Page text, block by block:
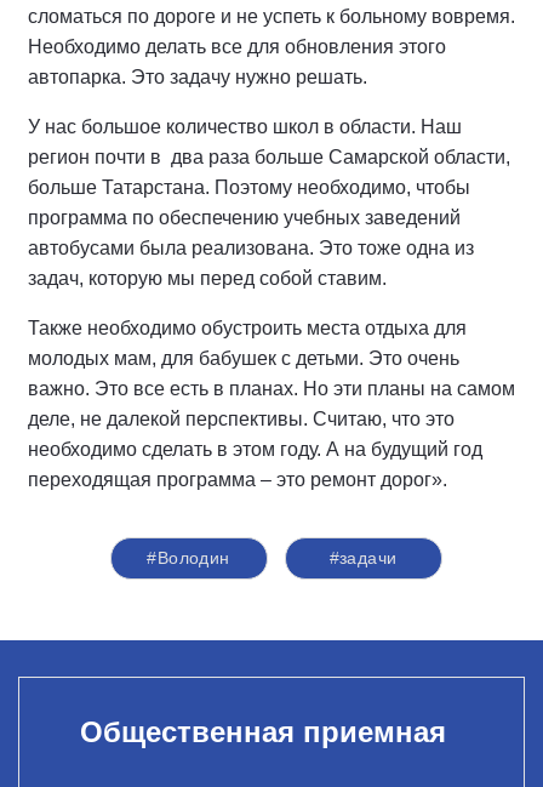
сломаться по дороге и не успеть к больному вовремя.
Необходимо делать все для обновления этого
автопарка. Это задачу нужно решать.
У нас большое количество школ в области. Наш
регион почти в два раза больше Самарской области,
больше Татарстана. Поэтому необходимо, чтобы
программа по обеспечению учебных заведений
автобусами была реализована. Это тоже одна из
задач, которую мы перед собой ставим.
Также необходимо обустроить места отдыха для
молодых мам, для бабушек с детьми. Это очень
важно. Это все есть в планах. Но эти планы на самом
деле, не далекой перспективы. Считаю, что это
необходимо сделать в этом году. А на будущий год
переходящая программа – это ремонт дорог».
#Володин #задачи
Общественная приемная